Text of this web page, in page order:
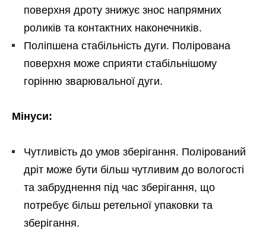
поверхня дроту знижує знос напрямних
роликів та контактних наконечників.
Поліпшена стабільність дуги. Полірована
поверхня може сприяти стабільнішому
горінню зварювальної дуги.
Мінуси:
Чутливість до умов зберігання. Полірований
дріт може бути більш чутливим до вологості
та забруднення під час зберігання, що
потребує більш ретельної упаковки та
зберігання.